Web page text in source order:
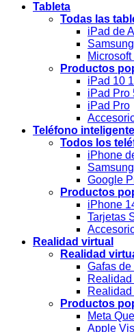
Tableta
Todas las
iPad de
Productos
iPad 10
iPad Pro
iPad Pro
Teléfono inteligente
Todos los
iPhone
Google
Productos
iPhone
Tarjetas
Realidad virtual
Realidad
Gafas de
Productos
Meta
Apple